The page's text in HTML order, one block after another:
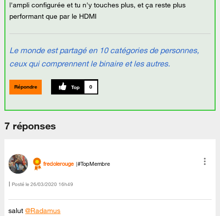
l'ampli configurée et tu n'y touches plus, et ça reste plus
performant que par le HDMI
Le monde est partagé en 10 catégories de personnes,
ceux qui comprennent le binaire et les autres.
Répondre 0
7 réponses
fredolerouge #TopMembre
Posté le ‎26/03/2020 16h49
salut@Radamus